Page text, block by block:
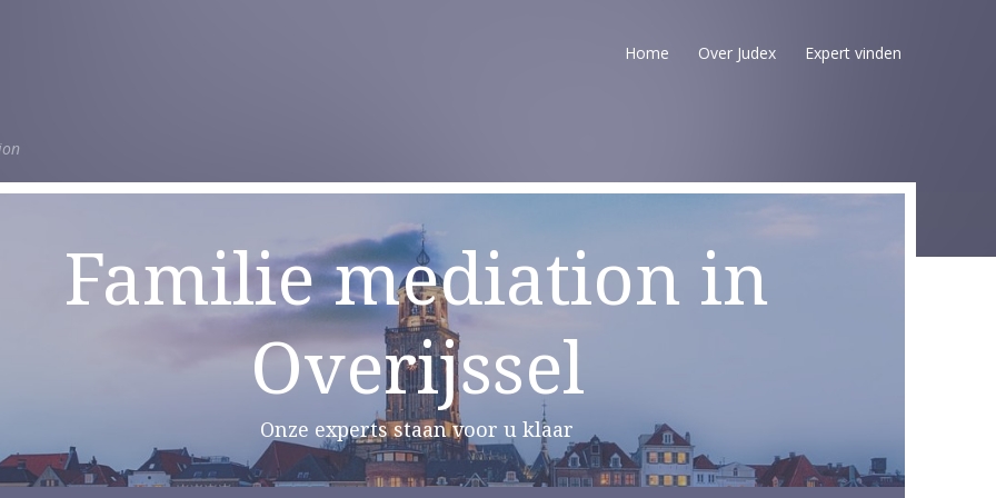
Home Over Judex Expert vinden
Familie mediation in
Overijssel
Onze experts staan voor u klaar